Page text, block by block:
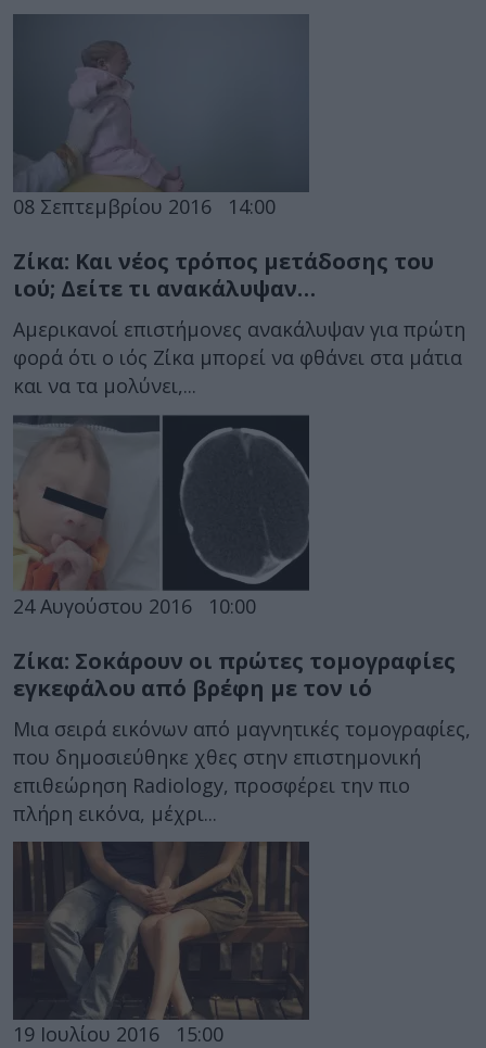
08 Σεπτεμβρίου 2016 14:00
Ζίκα: Και νέος τρόπος μετάδοσης του
ιού; Δείτε τι ανακάλυψαν…
Αμερικανοί επιστήμονες ανακάλυψαν για πρώτη
φορά ότι ο ιός Ζίκα μπορεί να φθάνει στα μάτια
και να τα μολύνει,...
24 Αυγούστου 2016 10:00
Ζίκα: Σοκάρουν οι πρώτες τομογραφίες
εγκεφάλου από βρέφη με τον ιό
Μια σειρά εικόνων από μαγνητικές τομογραφίες,
που δημοσιεύθηκε χθες στην επιστημονική
επιθεώρηση Radiology, προσφέρει την πιο
πλήρη εικόνα, μέχρι...
19 Ιουλίου 2016 15:00